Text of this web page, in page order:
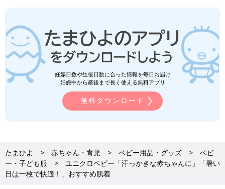
妊娠日数や生後日数に合った情報を毎日お届け
妊娠中から産後まで長く使える無料アプリ
無料ダウンロード
たまひよ 赤ちゃん・育児 ベビー用品・グッズ
ベビ
ー・子ども服
ユニクロベビー「汗っかきな赤ちゃんに」「暑い
日は一枚で快適！」おすすめ肌着